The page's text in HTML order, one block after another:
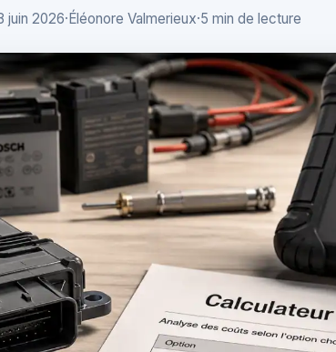
juin 2026· Éléonore Valmerieux·5 min de lecture